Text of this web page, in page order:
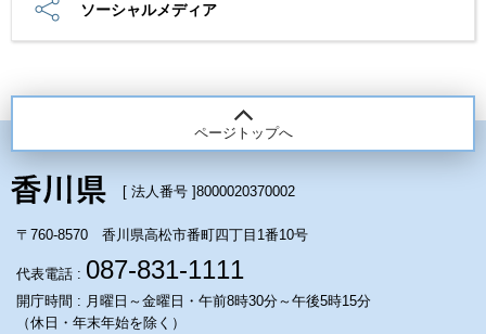
ソーシャルメディア
ページトップへ
[ 法人番号 ]8000020370002
〒760-8570 香川県高松市番町四丁目1番10号
代表電話 : 087-831-1111
開庁時間 : 月曜日～金曜日・午前8時30分～午後5時15分
（休日・年末年始を除く）